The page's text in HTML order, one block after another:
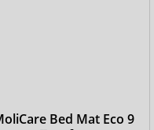
Bed Mat Eco 9